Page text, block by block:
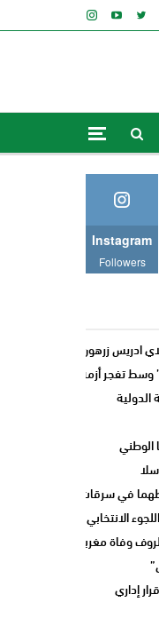
Instagram
Followers
ادريس زرهون”
وسط تفجر أزمة سياسية أوروبي
الوطني
في سرقات من داخل
الانتخابي من “النخلة”
وفاة مغربي
إداري